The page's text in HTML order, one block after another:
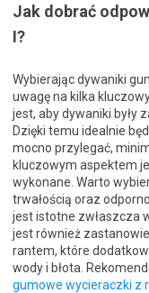
Jak dobrać
I?
Wybierając dywaniki
uwagę na kilka
jest, aby dywaniki były
Dzięki temu idealnie
mocno przylegać,
kluczowym aspektem
wykonane. Warto
trwałością oraz
jest istotne zwłaszcza
jest również
rantem, które
wody i błota.
gumowe wycieraczki z